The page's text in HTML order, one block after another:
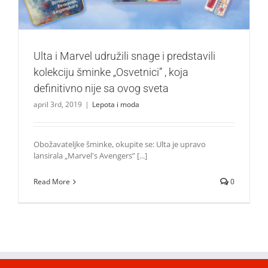
Ulta i Marvel udružili snage i predstavili
kolekciju šminke „Osvetnici” , koja
definitivno nije sa ovog sveta
april 3rd, 2019 | Lepota i moda
Obožavateljke šminke, okupite se: Ulta je upravo
lansirala „Marvel's Avengers” [...]
Read More 0